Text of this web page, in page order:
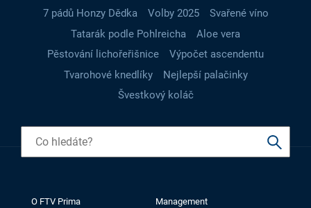
7 pádů Honzy Dědka
Volby 2025
Svařené víno
Tatarák podle Pohlreicha
Aloe vera
Pěstování lichořeřišnice
Výpočet ascendentu
Tvarohové knedlíky
Nejlepší palačinky
Švestkový koláč
O FTV Prima
Management